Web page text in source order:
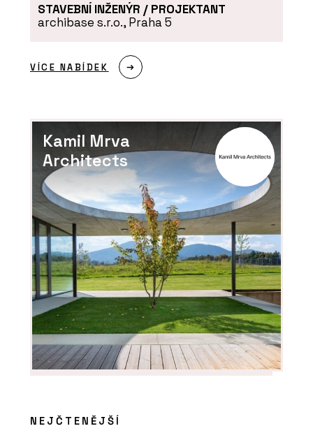
STAVEBNÍ INŽENÝR / PROJEKTANT
archibase s.r.o., Praha 5
VÍCE NABÍDEK
Kamil Mrva
Architects
NEJČTENĚJŠÍ